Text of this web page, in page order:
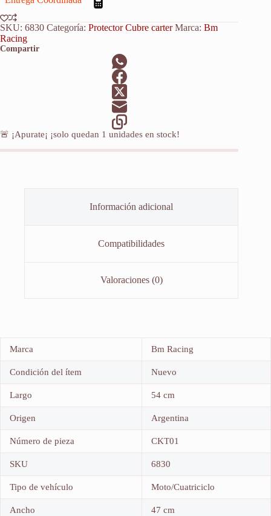
2009-
2010
cantidad
SKU: 6830 Categoría: Protector Cubre carter Marca: Bm
Racing
Compartir
🚨 ¡Apurate¡ ¡solo quedan 1 unidades en stock!
Información adicional
Compatibilidades
Valoraciones (0)
Marca Bm Racing
Condición del ítem Nuevo
Largo 54 cm
Origen Argentina
Número de pieza CKT01
SKU 6830
Tipo de vehículo Moto/Cuatriciclo
Ancho 47 cm